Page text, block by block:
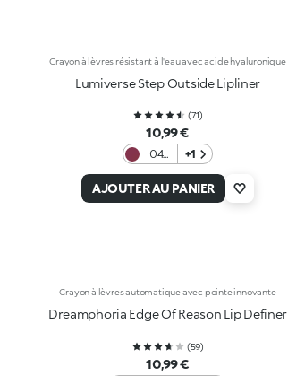
Crayon à lèvres résistant à l'eau avec acide hyaluronique
Lumiverse Step Outside Lipliner
(71)
10,99 €
04
Berry
+1
AJOUTER AU PANIER
Crayon à lèvres automatique avec pointe innovante
Dreamphoria Edge Of Reason Lip Definer
(59)
10,99 €